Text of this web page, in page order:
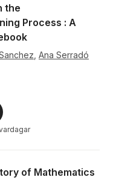
the
Process : A
Ana Serradó
of Mathematics